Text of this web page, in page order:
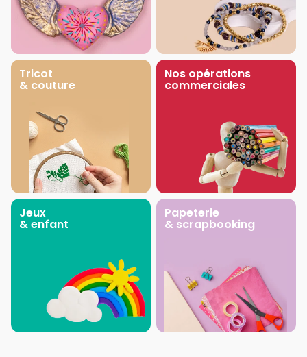
Tricot
& couture
Nos opérations
commerciales
Jeux
& enfant
Papeterie
& scrapbooking